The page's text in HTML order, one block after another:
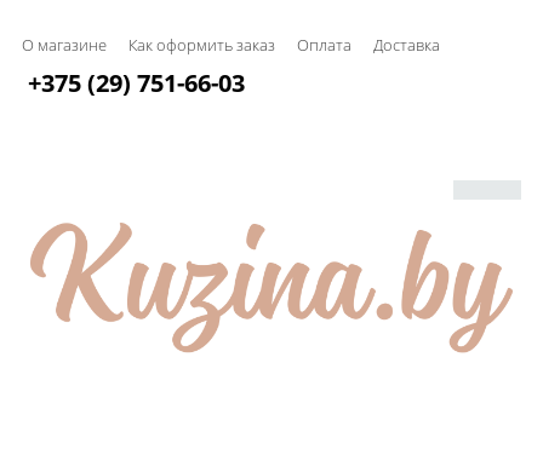
О магазине Как оформить заказ Оплата Доставка
+375 (29) 751-66-03